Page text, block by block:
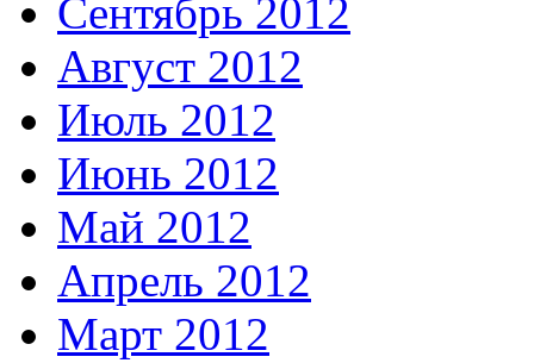
Сентябрь 2012
Август 2012
Июль 2012
Июнь 2012
Май 2012
Апрель 2012
Март 2012